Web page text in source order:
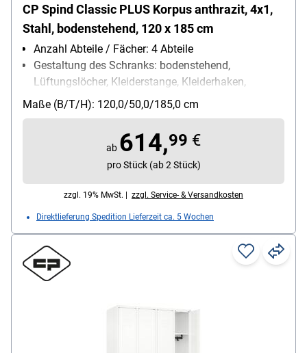
CP Spind Classic PLUS Korpus anthrazit, 4x1,
Stahl, bodenstehend, 120 x 185 cm
Anzahl Abteile / Fächer: 4 Abteile
Gestaltung des Schranks: bodenstehend,
Lüftungslöcher, Kleiderstange, Kleiderhaken,
Ablageboden, Etikettenrahmen
Schließungsart: Drehriegelverschluss
Besonderheiten: hohe UV- und
Korrosionsbeständigkeit / Türen mit Soft-Anschlag
/ eingestanzer Etikettenrahmen
Maße (B/T/H): 120,0/50,0/185,0 cm
ab 614,99 €
pro Stück (ab 2 Stück)
zzgl. 19% MwSt. | zzgl. Service- & Versandkosten
Direktlieferung Spedition Lieferzeit ca. 5 Wochen